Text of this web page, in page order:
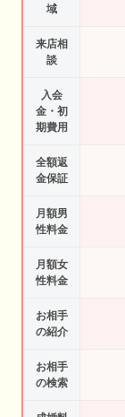
域
来店相
談
入会
金・初
期費用
全額返
金保証
月額男
性料金
月額女
性料金
お相手
の紹介
お相手
の検索